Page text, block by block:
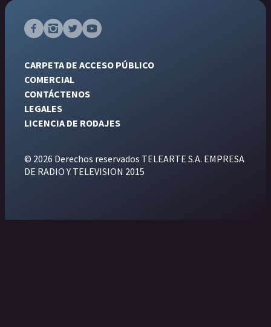
CARPETA DE ACCESO PÚBLICO
COMERCIAL
CONTÁCTENOS
LEGALES
LICENCIA DE RODAJES
© 2026 Derechos reservados TELEARTE S.A. EMPRESA
DE RADIO Y TELEVISION 2015